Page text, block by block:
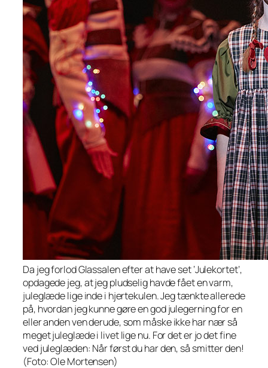
Da jeg forlod Glassalen efter at have set ‘Julekortet’,
opdagede jeg, at jeg pludselig havde fået en varm,
juleglæde lige inde i hjertekulen. Jeg tænkte allerede
på, hvordan jeg kunne gøre en god julegerning for en
eller anden ven derude, som måske ikke har nær så
meget juleglæde i livet lige nu. For det er jo det fine
ved juleglæden: Når først du har den, så smitter den!
(Foto: Ole Mortensen)